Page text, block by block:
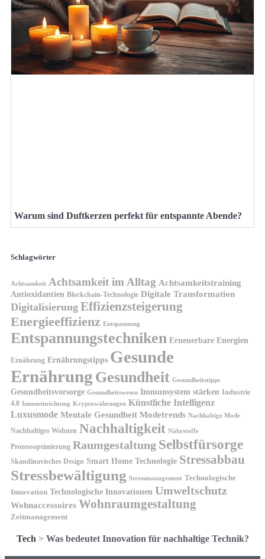
Warum sind Duftkerzen perfekt für entspannte Abende?
Schlagwörter
Achtsamkeit Achtsamkeit im Alltag Achtsamkeitstraining
Antioxidantien Blockchain-Technologie Digitale Transformation
Digitalisierung Effizienzsteigerung
Energieeffizienz Entspannung
Entspannungstechniken Erneuerbare Energien
Ernährung Ernährungstipps Gesunde
Ernährung Gesundheit Gesundheitstipps
Gesundheitsvorsorge Gesundheitswesen Immunsystem stärken Industrie
4.0 Inneneinrichtung Kryptowährungen Künstliche Intelligenz
Luxusmode Mentale Gesundheit Modetrends Nachhaltige Mode
Nachhaltiges Wohnen Nachhaltigkeit Nährstoffe
Prozessoptimierung Raumgestaltung Selbstfürsorge
Skandinavisches Design Smart Home Technologie Stressabbau
Stressbewältigung Stressmanagement Technologische
Innovation Technologische Innovationen Umweltschutz
Wohnaccessoires Wohnraumgestaltung
Zeitmanagement
Tech > Was bedeutet Innovation für nachhaltige Technik?